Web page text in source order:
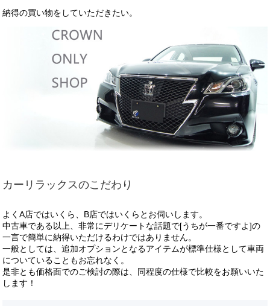
納得の買い物をしていただきたい。
カーリラックスのこだわり
よくA店ではいくら、B店ではいくらとお伺いします。
中古車である以上、非常にデリケートな話題で[うちが一番ですよ]の
一言で簡単に納得いただけるわけではありません。
一般としては、追加オプションとなるアイテムが標準仕様として車両
についていることもお忘れなく。
是非とも価格面でのご検討の際は、同程度の仕様で比較をお願いいた
します！